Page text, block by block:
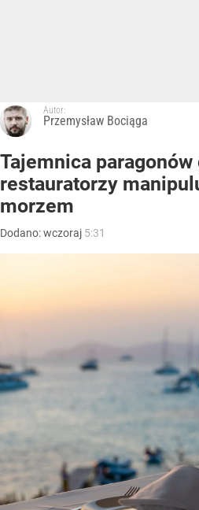
Autor:
Przemysław Bociąga
Tajemnica paragonów
restauratorzy
morzem
Dodano:wczoraj 5:31